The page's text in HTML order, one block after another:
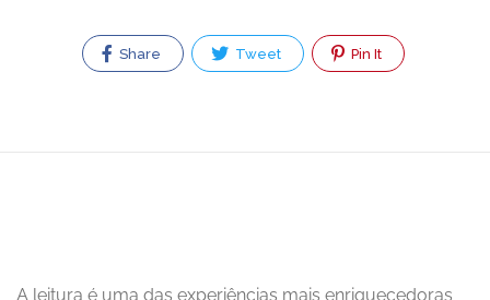
Share Tweet Pin It
A leitura é uma das experiências mais enriquecedoras